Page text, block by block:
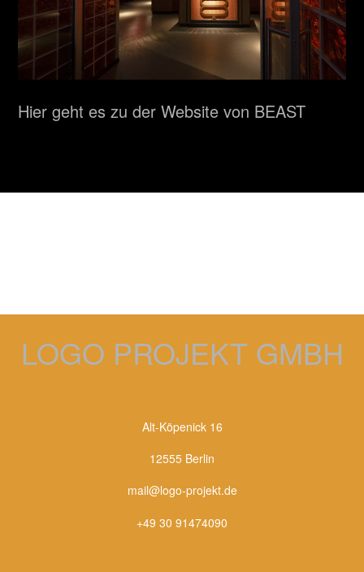
Hier geht es zu der Website von BEAST
LOGO PROJEKT GMBH
Alt-Köpenick 16
12555 Berlin
mail@logo-projekt.de
+49 30 91474090